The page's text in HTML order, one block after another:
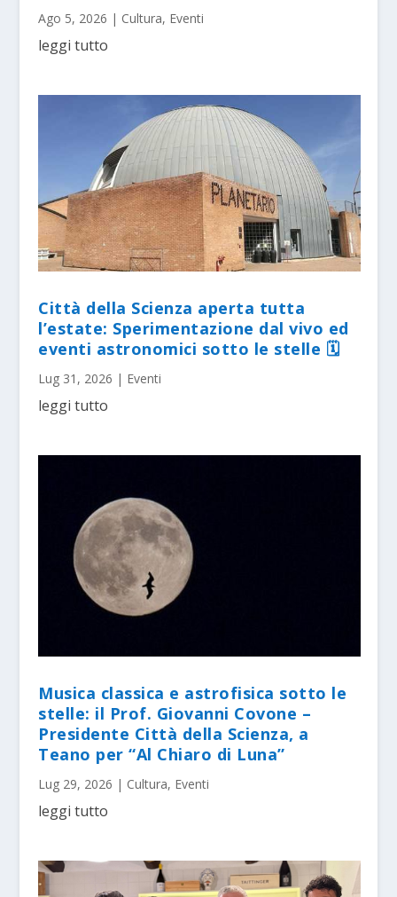
Ago 5, 2026 | Cultura, Eventi
leggi tutto
Città della Scienza aperta tutta
l’estate: Sperimentazione dal vivo ed
eventi astronomici sotto le stelle 🗓
Lug 31, 2026 | Eventi
leggi tutto
Musica classica e astrofisica sotto le
stelle: il Prof. Giovanni Covone –
Presidente Città della Scienza, a
Teano per “Al Chiaro di Luna”
Lug 29, 2026 | Cultura, Eventi
leggi tutto